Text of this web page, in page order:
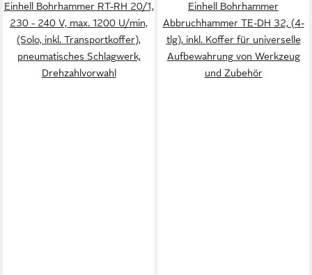
Einhell Bohrhammer RT-RH 20/1,
230 - 240 V, max. 1200 U/min,
(Solo, inkl. Transportkoffer),
pneumatisches Schlagwerk,
Drehzahlvorwahl
Einhell Bohrhammer
Abbruchhammer TE-DH 32, (4-
tlg), inkl. Koffer für universelle
Aufbewahrung von Werkzeug
und Zubehör